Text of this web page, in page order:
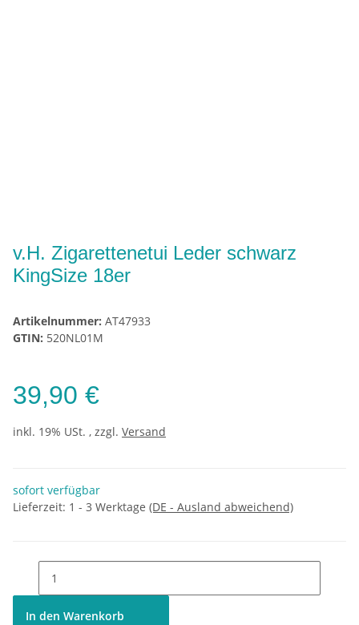
v.H. Zigarettenetui Leder schwarz
KingSize 18er
Artikelnummer: AT47933
GTIN: 520NL01M
39,90 €
inkl. 19% USt. , zzgl. Versand
sofort verfügbar
Lieferzeit: 1 - 3 Werktage (DE - Ausland abweichend)
In den Warenkorb